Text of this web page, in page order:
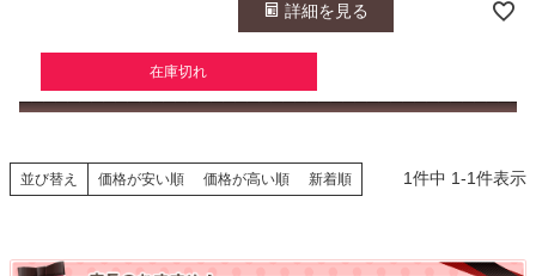
詳細を見る
在庫切れ
並び替え 価格が安い順 価格が高い順 新着順 1件中 1-1件表示